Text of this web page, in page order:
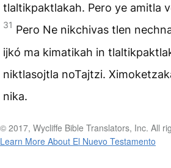
tlaltikpaktlakah. Pero ye amitla
31 Pero Ne nikchivas tlen
ijkó ma kimatikah in
niktlasojtla noTajtzi.
nika.
© 2017, Wycliffe Bible Translators, Inc. All
Learn More About El Nuevo Testamento